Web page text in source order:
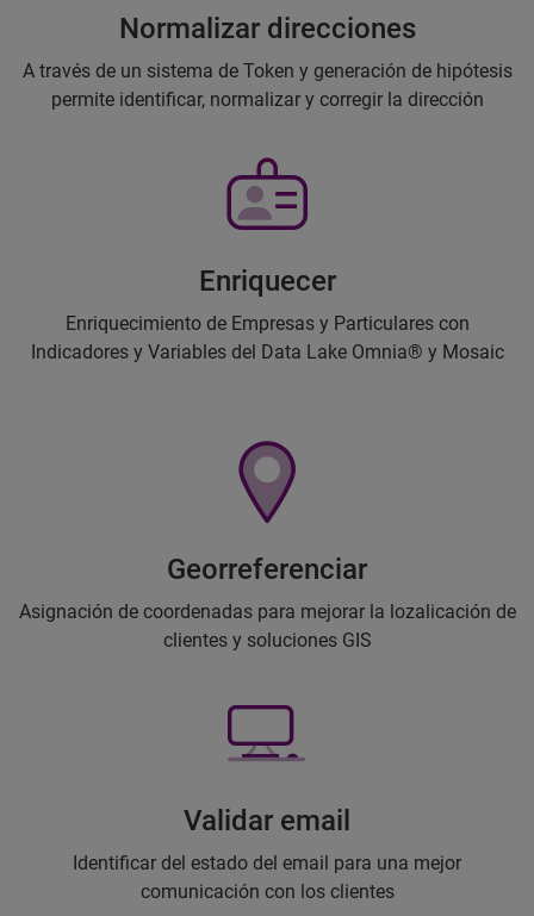
Normalizar direcciones
A través de un sistema de Token y generación de hipótesis
permite identificar, normalizar y corregir la dirección
Enriquecer
Enriquecimiento de Empresas y Particulares con
Indicadores y Variables del Data Lake Omnia® y Mosaic
Georreferenciar
Asignación de coordenadas para mejorar la lozalicación de
clientes y soluciones GIS
Validar email
Identificar del estado del email para una mejor
comunicación con los clientes